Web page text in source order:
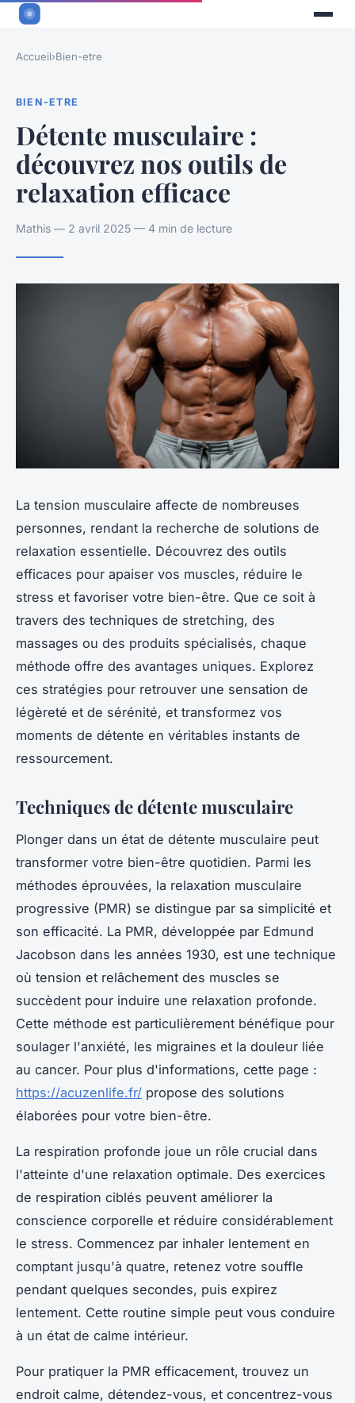
Accueil›Bien-etre
BIEN-ETRE
Détente musculaire :
découvrez nos outils de
relaxation efficace
Mathis — 2 avril 2025 — 4 min de lecture
La tension musculaire affecte de nombreuses
personnes, rendant la recherche de solutions de
relaxation essentielle. Découvrez des outils
efficaces pour apaiser vos muscles, réduire le
stress et favoriser votre bien-être. Que ce soit à
travers des techniques de stretching, des
massages ou des produits spécialisés, chaque
méthode offre des avantages uniques. Explorez
ces stratégies pour retrouver une sensation de
légèreté et de sérénité, et transformez vos
moments de détente en véritables instants de
ressourcement.
Techniques de détente musculaire
Plonger dans un état de détente musculaire peut
transformer votre bien-être quotidien. Parmi les
méthodes éprouvées, la relaxation musculaire
progressive (PMR) se distingue par sa simplicité et
son efficacité. La PMR, développée par Edmund
Jacobson dans les années 1930, est une technique
où tension et relâchement des muscles se
succèdent pour induire une relaxation profonde.
Cette méthode est particulièrement bénéfique pour
soulager l'anxiété, les migraines et la douleur liée
au cancer. Pour plus d'informations, cette page :
https://acuzenlife.fr/ propose des solutions
élaborées pour votre bien-être.
La respiration profonde joue un rôle crucial dans
l'atteinte d'une relaxation optimale. Des exercices
de respiration ciblés peuvent améliorer la
conscience corporelle et réduire considérablement
le stress. Commencez par inhaler lentement en
comptant jusqu'à quatre, retenez votre souffle
pendant quelques secondes, puis expirez
lentement. Cette routine simple peut vous conduire
à un état de calme intérieur.
Pour pratiquer la PMR efficacement, trouvez un
endroit calme, détendez-vous, et concentrez-vous